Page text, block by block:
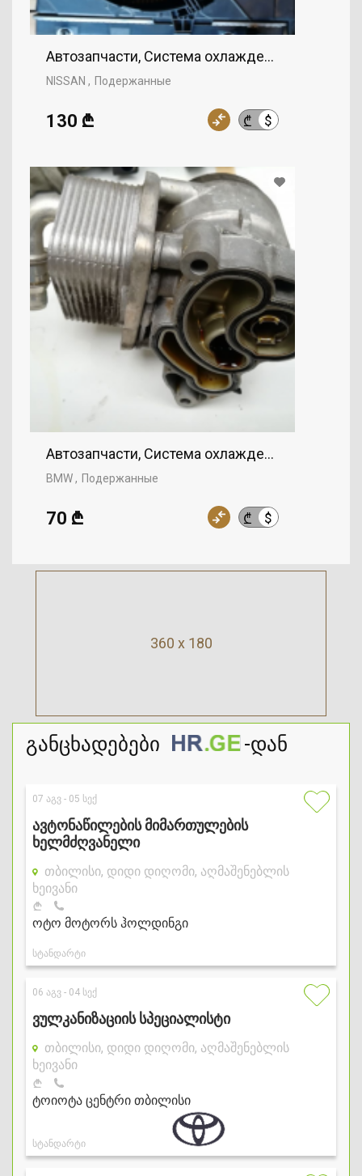
Автозапчасти, Система охлаждения,
NISSAN Подержанные
₾ $
130 ₾
Автозапчасти, Система охлаждения,
BMW Подержанные
₾ $
70 ₾
360 x 180